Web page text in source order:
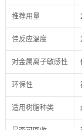
推荐用量
佳反应温度
对金属离子敏感性
环保性
适用树脂种类